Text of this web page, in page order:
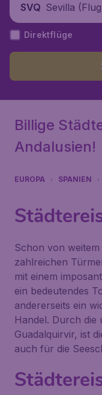
SVQ Sevilla
Direktflüge
Billige
Andalusien!
EUROPA SPANIEN
Schon von
zahlreichen
mit einem
ein bedeutendes
andererseits ein
Handel. Durch die
Guadalquirvir, ist
auch für die